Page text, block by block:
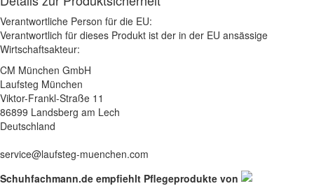
Verantwortliche Person für die EU:
Verantwortlich für dieses Produkt ist der in der EU ansässige
Wirtschaftsakteur:
CM München GmbH
Laufsteg München
Viktor-Frankl-Straße 11
86899 Landsberg am Lech
Deutschland
service@laufsteg-muenchen.com
Schuhfachmann.de empfiehlt Pflegeprodukte von